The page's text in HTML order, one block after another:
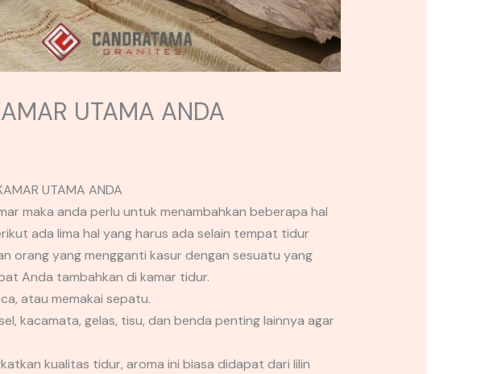
UTAMA ANDA
UTAMA ANDA
maka anda perlu untuk menambahkan beberapa hal
ada lima hal yang harus ada selain tempat tidur
orang yang mengganti kasur dengan sesuatu yang
Anda tambahkan di kamar tidur.
atau memakai sepatu.
kacamata, gelas, tisu, dan benda penting lainnya agar
kualitas tidur, aroma ini biasa didapat dari lilin